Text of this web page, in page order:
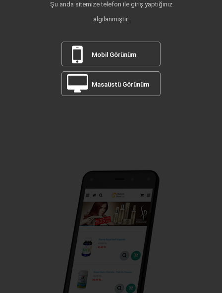
Şu anda sitemize telefon ile giriş yaptığınız
algılanmıştır.
Mobil Görünüm
Masaüstü Görünüm